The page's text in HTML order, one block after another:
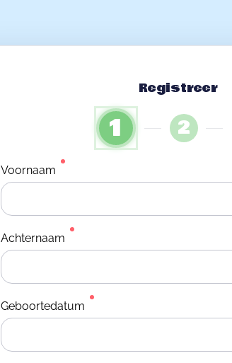
Registreer
1 2
Voornaam
Achternaam
Geboortedatum